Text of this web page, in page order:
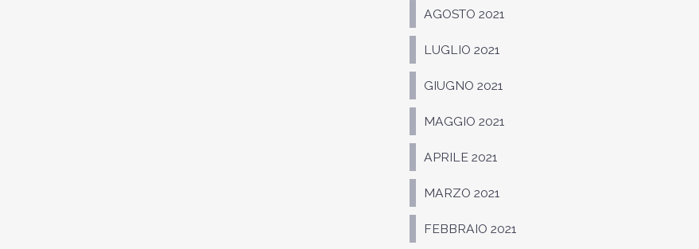
AGOSTO 2021
LUGLIO 2021
GIUGNO 2021
MAGGIO 2021
APRILE 2021
MARZO 2021
FEBBRAIO 2021